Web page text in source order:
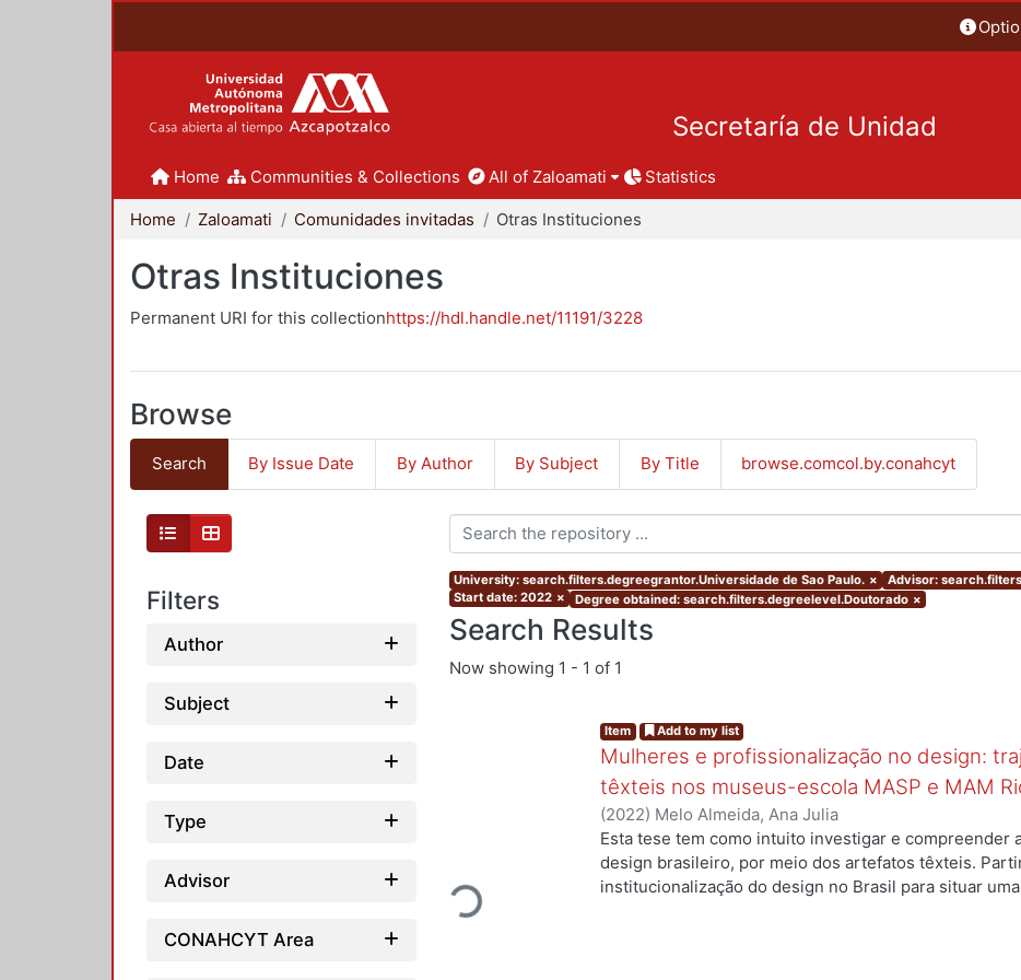
Secretaría de Unidad
Home Communities & Collections All of Zaloamati Statistics
Home Zaloamati Comunidades invitadas Otras Instituciones
Otras Instituciones
Permanent URI for this collectionhttps://hdl.handle.net/11191/3228
Browse
Search By Issue Date By Author By Subject By Title browse.comcol.by.conahcyt
Filters
Author
Subject
Date
Type
Advisor
CONAHCYT Area
University: search.filters.degreegrantor.Universidade de Sao Paulo. × Advisor:
Start date: 2022 × Degree obtained: search.filters.degreelevel.Doutorado ×
Search Results
Now showing 1 - 1 of 1
Loading...
Item Add to my list
Mulheres e profissionalização no design:
têxteis nos museus-escola MASP e MAM
(2022) Melo Almeida, Ana Julia
Esta tese tem como intuito investigar e compreender
design brasileiro, por meio dos artefatos têxteis.
institucionalização do design no Brasil para situar